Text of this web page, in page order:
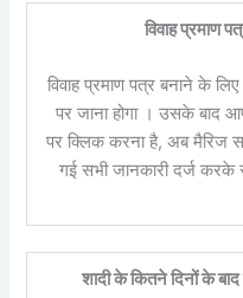
विवाह प्रमाण
विवाह प्रमाण पत्र बनाने के
पर जाना होगा । उसके बाद
पर क्लिक करना है, अब मैरिज
गई सभी जानकारी दर्ज
शादी के कितने दिनों के बाद